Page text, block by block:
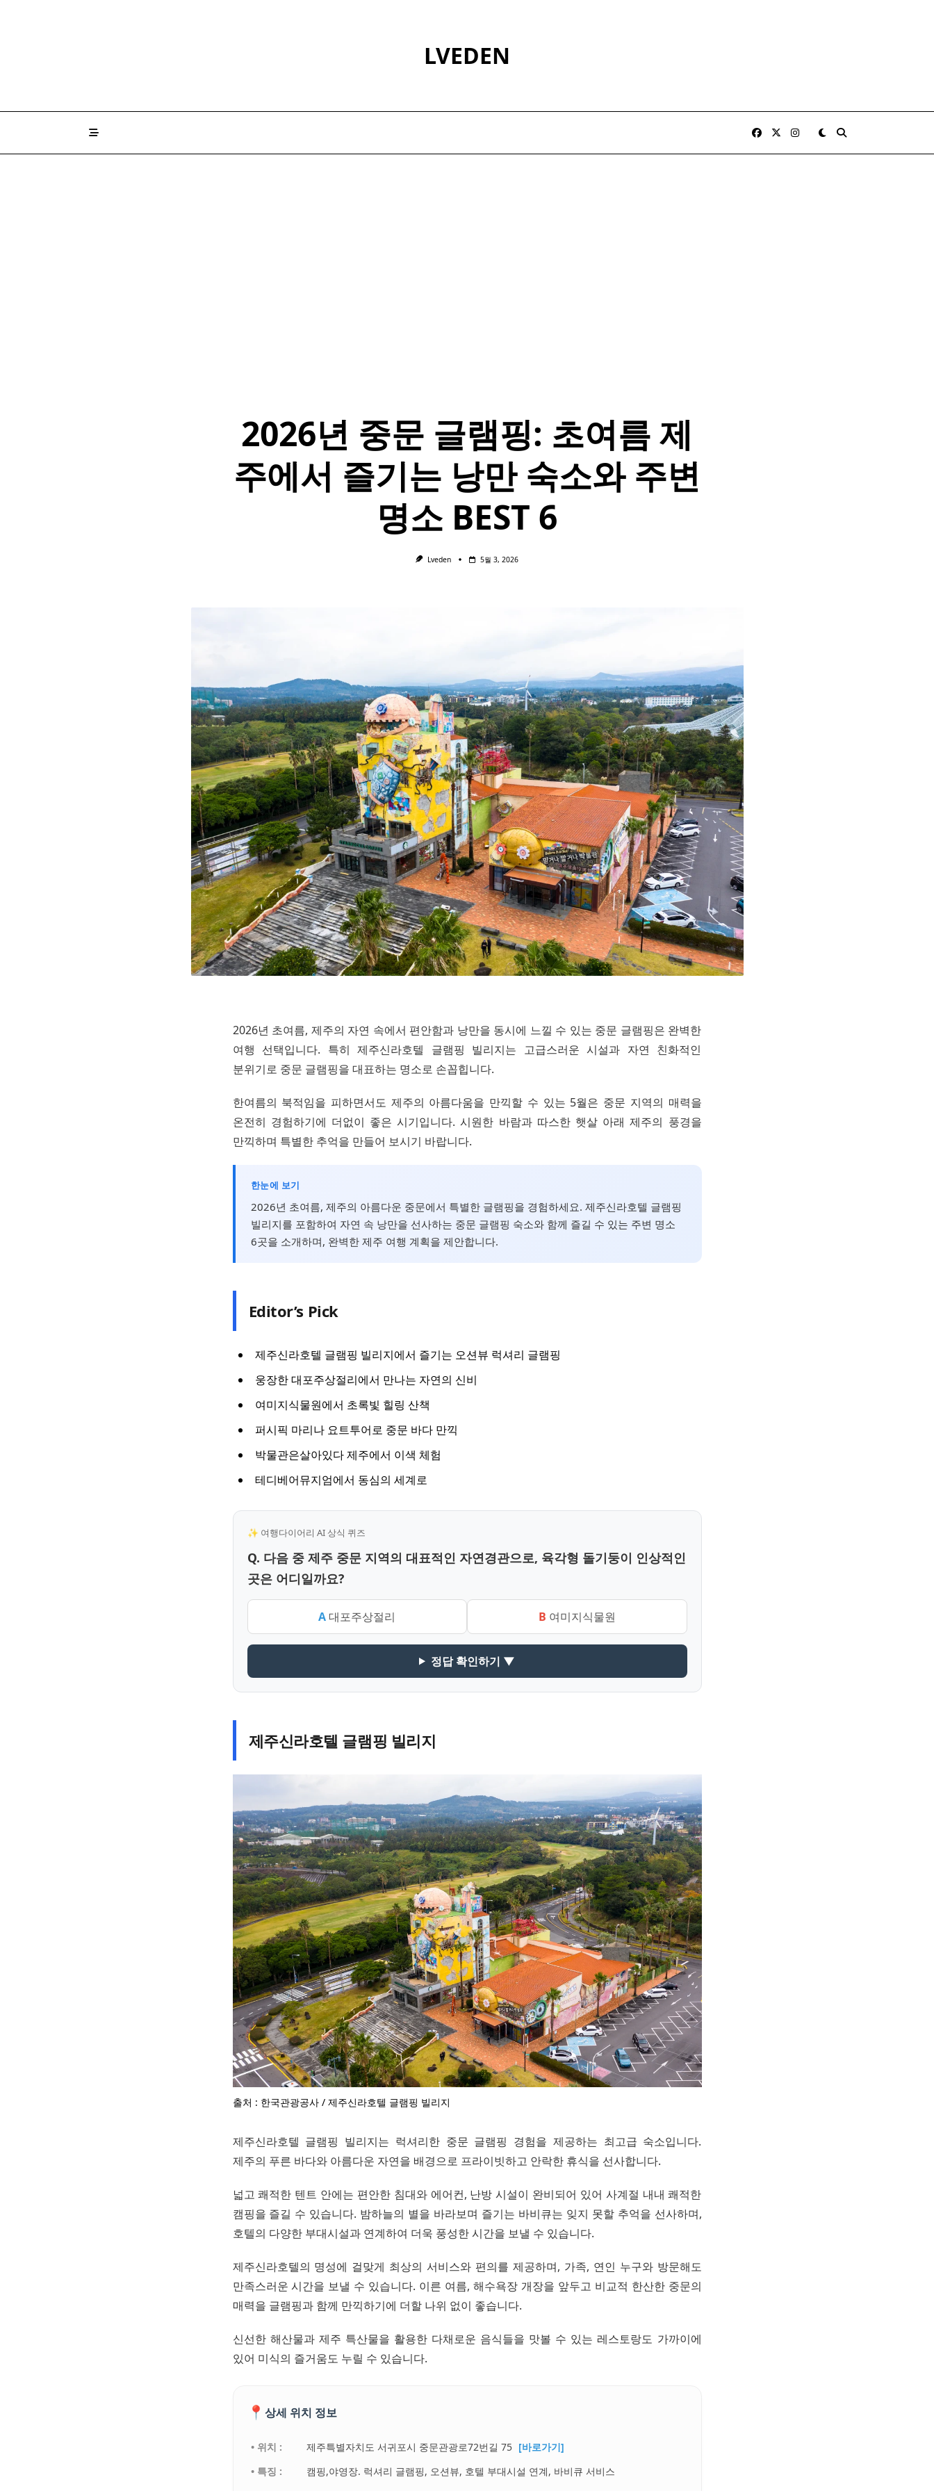
LVEDEN
2026년 중문 글램핑: 초여름 제
주에서 즐기는 낭만 숙소와 주변
명소 BEST 6
Lveden 5월 3, 2026
2026년 초여름, 제주의 자연 속에서 편안함과 낭만을 동시에 느낄 수 있는 중문 글램핑은 완벽한
여행 선택입니다. 특히 제주신라호텔 글램핑 빌리지는 고급스러운 시설과 자연 친화적인
분위기로 중문 글램핑을 대표하는 명소로 손꼽힙니다.
한여름의 북적임을 피하면서도 제주의 아름다움을 만끽할 수 있는 5월은 중문 지역의 매력을
온전히 경험하기에 더없이 좋은 시기입니다. 시원한 바람과 따스한 햇살 아래 제주의 풍경을
만끽하며 특별한 추억을 만들어 보시기 바랍니다.
한눈에 보기
2026년 초여름, 제주의 아름다운 중문에서 특별한 글램핑을 경험하세요. 제주신라호텔 글램핑
빌리지를 포함하여 자연 속 낭만을 선사하는 중문 글램핑 숙소와 함께 즐길 수 있는 주변 명소
6곳을 소개하며, 완벽한 제주 여행 계획을 제안합니다.
Editor’s Pick
제주신라호텔 글램핑 빌리지에서 즐기는 오션뷰 럭셔리 글램핑
웅장한 대포주상절리에서 만나는 자연의 신비
여미지식물원에서 초록빛 힐링 산책
퍼시픽 마리나 요트투어로 중문 바다 만끽
박물관은살아있다 제주에서 이색 체험
테디베어뮤지엄에서 동심의 세계로
✨ 여행다이어리 AI 상식 퀴즈
Q. 다음 중 제주 중문 지역의 대표적인 자연경관으로, 육각형 돌기둥이 인상적인
곳은 어디일까요?
A대포주상절리 B 여미지식물원
정답 확인하기 ▼
제주신라호텔 글램핑 빌리지
출처 : 한국관광공사 / 제주신라호텔 글램핑 빌리지
제주신라호텔 글램핑 빌리지는 럭셔리한 중문 글램핑 경험을 제공하는 최고급 숙소입니다.
제주의 푸른 바다와 아름다운 자연을 배경으로 프라이빗하고 안락한 휴식을 선사합니다.
넓고 쾌적한 텐트 안에는 편안한 침대와 에어컨, 난방 시설이 완비되어 있어 사계절 내내 쾌적한
캠핑을 즐길 수 있습니다. 밤하늘의 별을 바라보며 즐기는 바비큐는 잊지 못할 추억을 선사하며,
호텔의 다양한 부대시설과 연계하여 더욱 풍성한 시간을 보낼 수 있습니다.
제주신라호텔의 명성에 걸맞게 최상의 서비스와 편의를 제공하며, 가족, 연인 누구와 방문해도
만족스러운 시간을 보낼 수 있습니다. 이른 여름, 해수욕장 개장을 앞두고 비교적 한산한 중문의
매력을 글램핑과 함께 만끽하기에 더할 나위 없이 좋습니다.
신선한 해산물과 제주 특산물을 활용한 다채로운 음식들을 맛볼 수 있는 레스토랑도 가까이에
있어 미식의 즐거움도 누릴 수 있습니다.
📍 상세 위치 정보
• 위치 : 제주특별자치도 서귀포시 중문관광로72번길 75 [바로가기]
• 특징 :
캠핑,야영장. 럭셔리 글램핑, 오션뷰, 호텔 부대시설 연계, 바비큐 서비스